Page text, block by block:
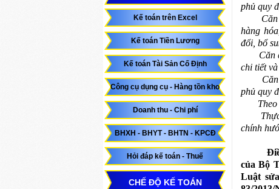
Kế toán trên Excel
Kế toán Tiền Lương
Kế toán Tài Sản Cố Định
Công cụ dụng cụ - Hàng tồn kho
Doanh thu - Chi phí
BHXH - BHYT - BHTN - KPCĐ
Hỏi đáp kế toán - Thuế
CHẾ ĐỘ KẾ TOÁN
phủ quy
hàng
đổi, bổ
Căn
chi tiết
phủ quy
chính
của Bộ
Luật